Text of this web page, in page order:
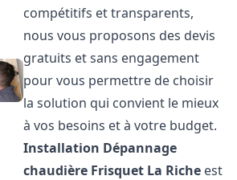
compétitifs et transparents,
nous vous proposons des devis
gratuits et sans engagement
pour vous permettre de choisir
la solution qui convient le mieux
à vos besoins et à votre budget.
Installation Dépannage
chaudière Frisquet La Riche est